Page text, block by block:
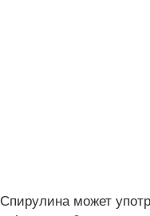
Спирулина может